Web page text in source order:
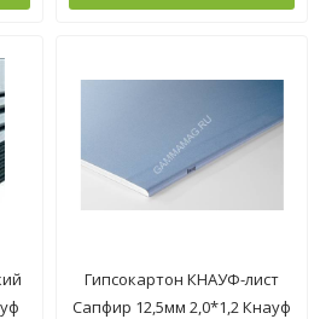
Гипсокартон КНАУФ-лист
Сапфир 12,5мм 2,0*1,2 Кнауф